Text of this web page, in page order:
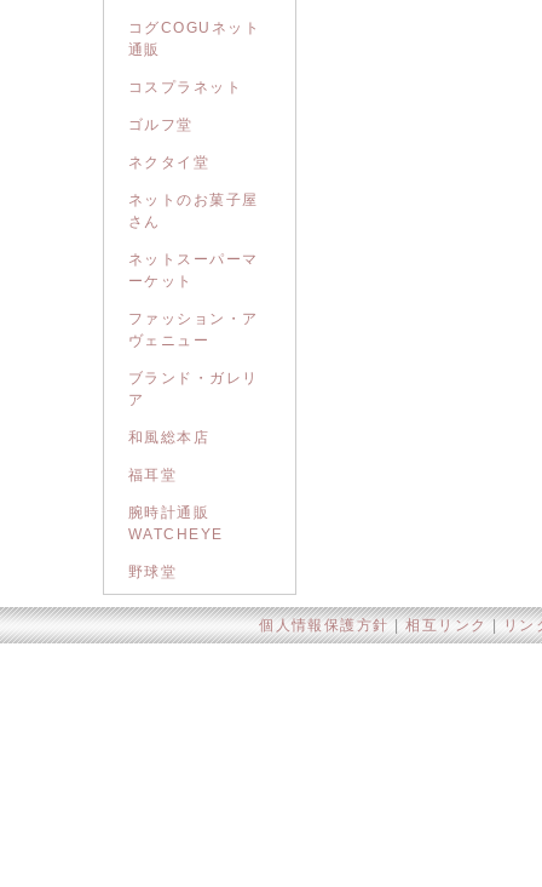
コグCOGUネット
通販
コスプラネット
ゴルフ堂
ネクタイ堂
ネットのお菓子屋
さん
ネットスーパーマ
ーケット
ファッション・ア
ヴェニュー
ブランド・ガレリ
ア
和風総本店
福耳堂
腕時計通販
WATCHEYE
野球堂
個人情報保護方針 |相互リンク リン